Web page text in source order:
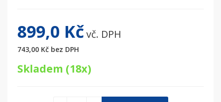
899,0 Kčvč. DPH
743,00 Kč bez DPH
Skladem (18x)